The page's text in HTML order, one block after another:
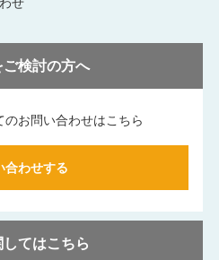
せ
ご検討の方へ
のお問い合わせはこちら
合わせする
てはこちら